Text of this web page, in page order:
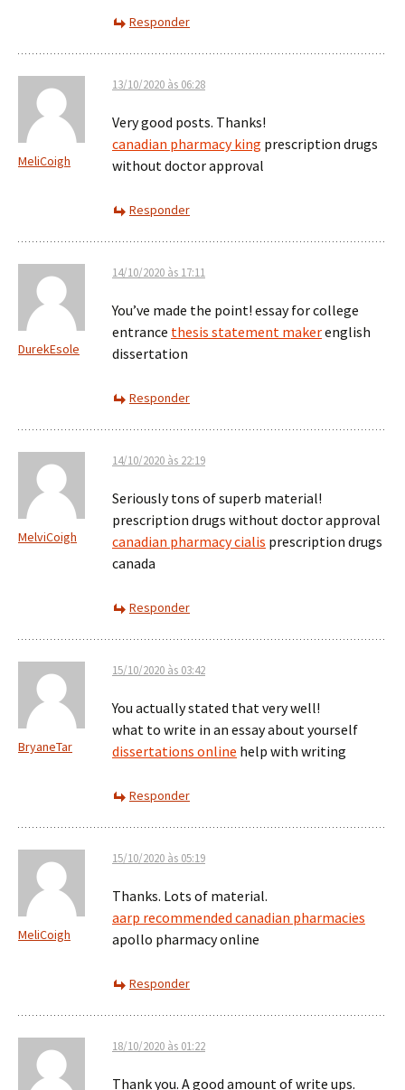
Responder
MeliCoigh
13/10/2020 às 06:28
Very good posts. Thanks!
canadian pharmacy king prescription drugs
without doctor approval
Responder
DurekEsole
14/10/2020 às 17:11
You’ve made the point! essay for college
entrance thesis statement makerenglish
dissertation
Responder
MelviCoigh
14/10/2020 às 22:19
Seriously tons of superb material!
prescription drugs without doctor approval
canadian pharmacy cialis prescription drugs
canada
Responder
BryaneTar
15/10/2020 às 03:42
You actually stated that very well!
what to write in an essay about yourself
dissertations online help with writing
Responder
MeliCoigh
15/10/2020 às 05:19
Thanks. Lots of material.
aarp recommended canadian pharmacies
apollo pharmacy online
Responder
18/10/2020 às 01:22
Thank you. A good amount of write ups.